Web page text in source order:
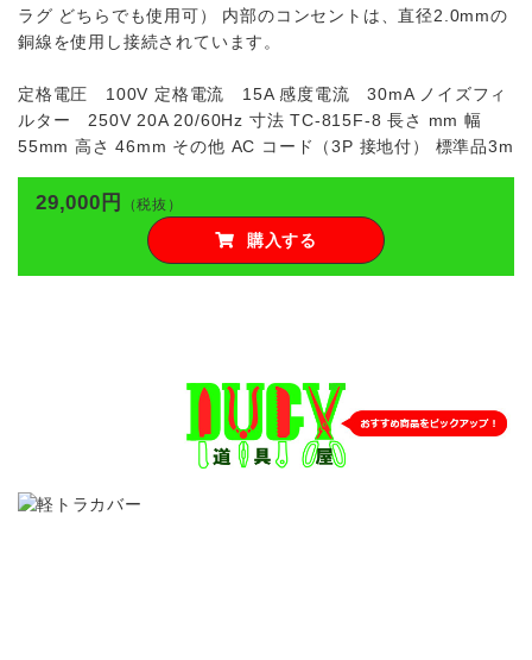
ラグ どちらでも使用可） 内部のコンセントは、直径2.0mmの
銅線を使用し接続されています。
定格電圧 100V 定格電流 15A 感度電流 30mA ノイズフィ
ルター 250V 20A 20/60Hz 寸法 TC-815F-8 長さ mm 幅
55mm 高さ 46mm その他 AC コード（3P 接地付） 標準品3m
29,000円 （税抜）
購入する